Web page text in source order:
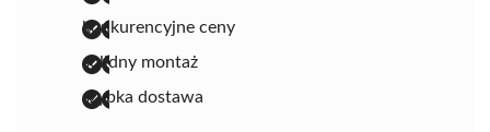
konkurencyjne ceny
solidny montaż
szybka dostawa